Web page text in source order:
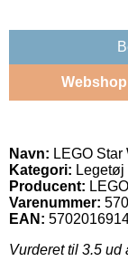
Webshop
Navn: LEGO
Kategori: Legetøj
Producent: LEGO
Varenummer:
EAN:
Vurderet til 3.5 ud